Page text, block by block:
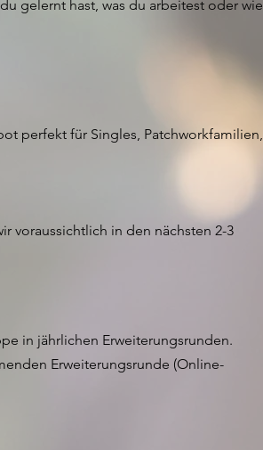
gelernt hast, was du arbeitest oder wie
perfekt für Singles, Patchworkfamilien,
voraussichtlich in den nächsten 2-3
in jährlichen Erweiterungsrunden.
Erweiterungsrunde (Online-